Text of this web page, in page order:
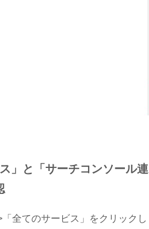
」と「サーチコンソール連
「全てのサービス」をクリックし